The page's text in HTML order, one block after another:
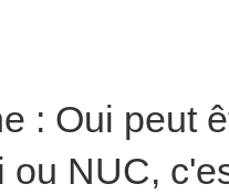
: Oui peut
NUC,